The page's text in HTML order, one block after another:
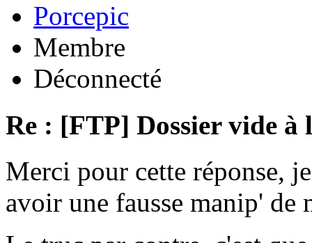
Porcepic
Membre
Déconnecté
Re : [FTP] Dossier vide à
Merci pour cette réponse,
avoir une fausse manip'